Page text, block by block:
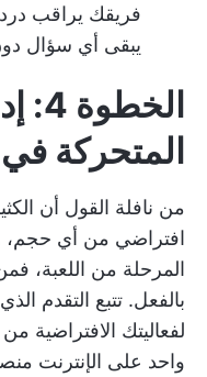
فريقك يراقب
يبقى أي سؤال
المتحركة
من نافلة القول أن
افتراضي من أي حجم،
المرحلة من اللعبة،
بالفعل. تتبع التقدم
لفعاليتك الافتراضية
واحد على الإنترنت